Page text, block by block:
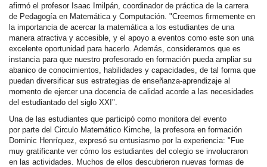
afirmó el profesor Isaac Imilpán, coordinador de práctica de la carrera
de Pedagogía en Matemática y Computación. "Creemos firmemente en
la importancia de acercar la matemática a los estudiantes de una
manera atractiva y accesible, y el apoyo a eventos como este son una
excelente oportunidad para hacerlo. Además, consideramos que es
instancia para que nuestro profesorado en formación pueda ampliar su
abanico de conocimientos, habilidades y capacidades, de tal forma que
puedan diversificar sus estrategias de enseñanza-aprendizaje al
momento de ejercer una docencia de calidad acorde a las necesidades
del estudiantado del siglo XXI".
Una de las estudiantes que participó como monitora del evento
por parte del Circulo Matemático Kimche, la profesora en formación
Dominic Henríquez, expresó su entusiasmo por la experiencia: "Fue
muy gratificante ver cómo los estudiantes del colegio se involucraron
en las actividades. Muchos de ellos descubrieron nuevas formas de